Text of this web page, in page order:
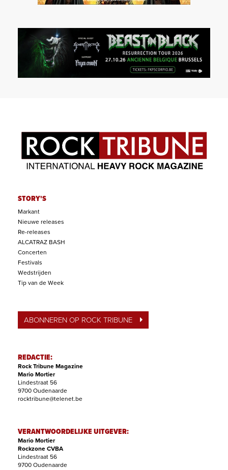
STORY'S
Markant
Nieuwe releases
Re-releases
ALCATRAZ BASH
Concerten
Festivals
Wedstrijden
Tip van de Week
ABONNEREN OP ROCK TRIBUNE
REDACTIE:
Rock Tribune Magazine
Mario Mortier
Lindestraat 56
9700 Oudenaarde
rocktribune@telenet.be
VERANTWOORDELIJKE UITGEVER:
Mario Mortier
Rockzone CVBA
Lindestraat 56
9700 Oudenaarde